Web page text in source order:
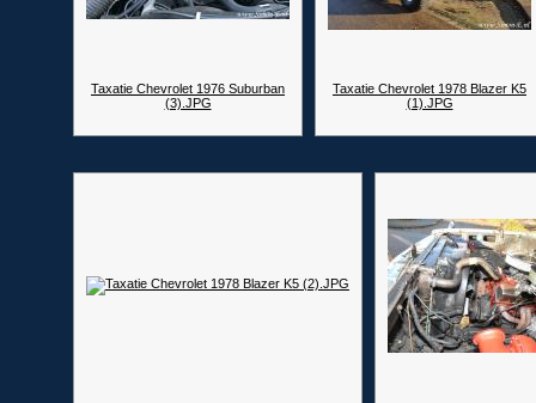
Taxatie Chevrolet 1976 Suburban
(3).JPG
Taxatie Chevrolet 1978 Blazer K5
(1).JPG